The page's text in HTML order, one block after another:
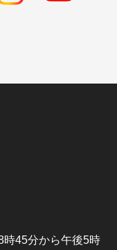
時45分から午後5時